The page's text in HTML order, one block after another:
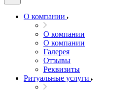
О компании
О компании
О компании
Галерея
Отзывы
Реквизиты
Ритуальные услуги